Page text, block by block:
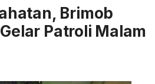
Brimob
Patroli Malam